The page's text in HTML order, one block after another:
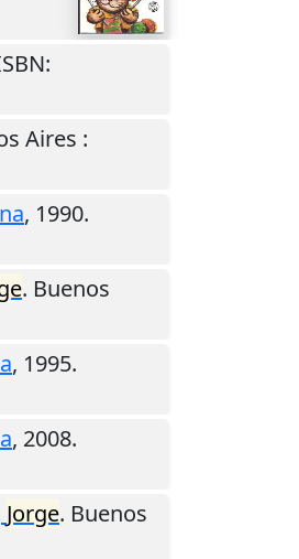
Aires :
, 1990.
. Buenos
, 1995.
, 2008.
Jorge. Buenos